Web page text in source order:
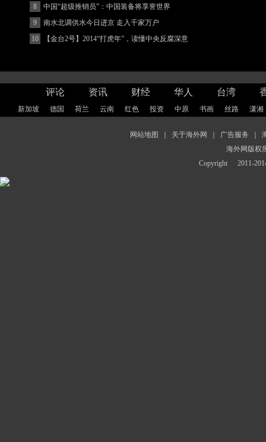
客
8
中国“超级推销员”：中国装备将享誉世界
9
南水北调供水今日进京 走入千家万户
10
【金台2号】2014“打虎年”，读懂中央反腐深意
评论 资讯 财经 华人 台湾
新加坡 德国 荷兰 云南 红色 投资 中原 书画 丝路 潇湘
网站地图 关于海外网 广告服务
海外网版权
Copyright
2011-